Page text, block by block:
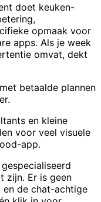
doet keuken-
opmaak voor
apps. Als je week
omvat, dekt
betaalde plannen
en kleine
voor veel visuele
app.
zijn. Er is geen
de chat-achtige